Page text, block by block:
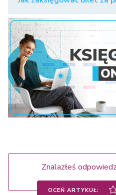
Znalazłeś
OCEŃ ARTYKUŁ: